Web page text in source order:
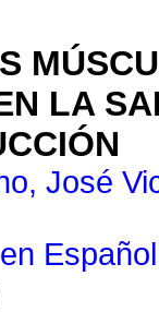
LA
José
Español